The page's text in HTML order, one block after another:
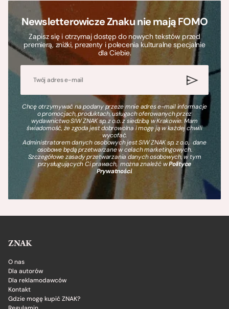
Newsletterowicze Znaku nie mają FOMO
Zapisz się i otrzymaj dostęp do nowych tekstów przed
premierą, zniżki, prezenty i polecenia kulturalne specjalnie
dla Ciebie.
Chcę otrzymywać na podany przeze mnie adres e-mail informacje
o promocjach, produktach, usługach oferowanych przez
wydawnictwo SIW ZNAK sp. z o.o. z siedzibą w Krakowie. Mam
świadomość, że zgoda jest dobrowolna i mogę ją w każdej chwili
wycofać.
Administratorem danych osobowych jest SIW ZNAK sp. z o.o., dane
osobowe będą przetwarzane w celach marketingowych.
Szczegółowe zasady przetwarzania danych osobowych, w tym
przysługujących Ci prawach, można znaleźć wPolityce
Prywatności.
ZNAK
O nas
Dla autorów
Dla reklamodawców
Kontakt
Gdzie mogę kupić ZNAK?